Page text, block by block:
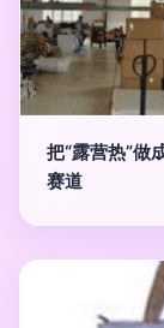
把“露营热”做
赛道